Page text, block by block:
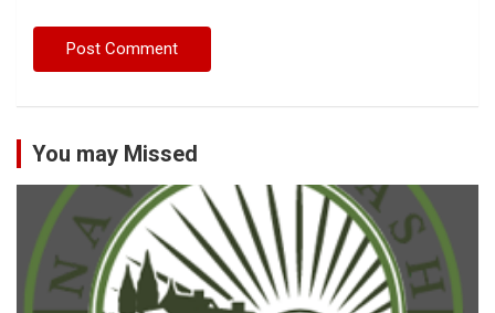
You may Missed